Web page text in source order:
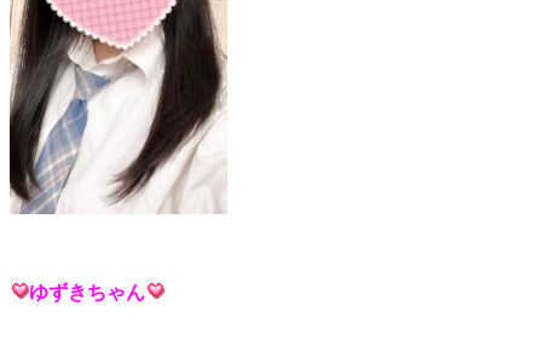
ゆずきちゃん